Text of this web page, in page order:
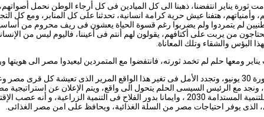
ثورة يناير انتفضنا، ذهبنا الى كل الميادين فى كل أرجاء الوطن نحمل
وأمنياتهم، هتفنا عيش حرية كرامة انسانية، تحدثنا على كل المنابر، ومع كل
لم يتمردوا ولم يضربوا رغم قسوة الحياة يعشون فى ريف محروم من
من يربت على أكتافهم، يقولون لهم أنتم فى أعيننا، فاليوم ليس من
البؤس والشقاء وتلك المعاناة.
ومعها حلم لم تخمد ثورته، فانتفضوا مع المتمردين ليعيدوا مصر الى هويتها
وكانت ثورة 30 يونيو، وتجدد الأمل فى تغير هذا الواقع المرير الذى تعيشة كل قرى مصر
ونجد مع الرئيس السيسى الحلم يتحول الى واقع، ويتم الإعلان عن استراتيجية
ورؤيتها للتنمية المستدامة 2030 ، وايمانا بدور الفلاح فى التنمية الزراعية، و أنه عصب
الذى يوفر احتياجات مصر من السلة الغذائية، ويحافظ على امن مصر الغذائى.